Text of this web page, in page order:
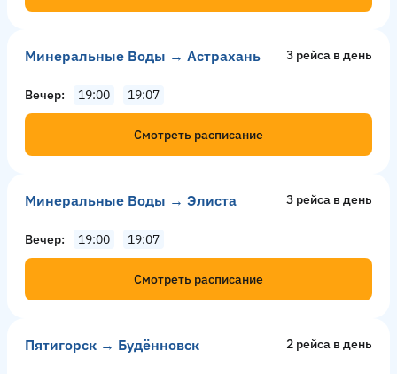
Минеральные Воды → Астрахань 3 рейсa в день
Вечер 19:00 19:07
Смотреть расписание
Минеральные Воды → Элиста 3 рейсa в день
Вечер 19:00 19:07
Смотреть расписание
Пятигорск → Будённовск 2 рейсa в день